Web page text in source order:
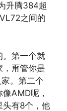
升腾384超
之间的
。第一个就
，甭管你是
。第二个
AMD呢，
头有8个，他